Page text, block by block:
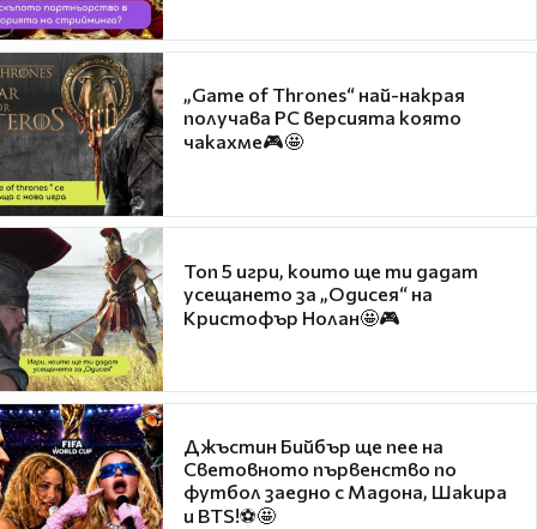
„Game of Thrones“ най-накрая
получава PC версията която
чакахме🎮🤩
Топ 5 игри, които ще ти дадат
усещането за „Одисея“ на
Кристофър Нолан🤩🎮
Джъстин Бийбър ще пее на
Световното първенство по
футбол заедно с Мадона, Шакира
и BTS!⚽🤩